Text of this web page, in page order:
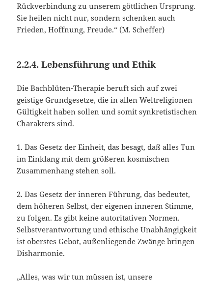
Rückverbindung zu unserem göttlichen Ursprung.
Sie heilen nicht nur, sondern schenken auch
Frieden, Hoffnung, Freude.“ (M. Scheffer)
2.2.4. Lebensführung und Ethik
Die Bachblüten-Therapie beruft sich auf zwei
geistige Grundgesetze, die in allen Weltreligionen
Gültigkeit haben sollen und somit synkretistischen
Charakters sind.
1. Das Gesetz der Einheit, das besagt, daß alles Tun
im Einklang mit dem größeren kosmischen
Zusammenhang stehen soll.
2. Das Gesetz der inneren Führung, das bedeutet,
dem höheren Selbst, der eigenen inneren Stimme,
zu folgen. Es gibt keine autoritativen Normen.
Selbstverantwortung und ethische Unabhängigkeit
ist oberstes Gebot, außenliegende Zwänge bringen
Disharmonie.
„Alles, was wir tun müssen ist, unsere